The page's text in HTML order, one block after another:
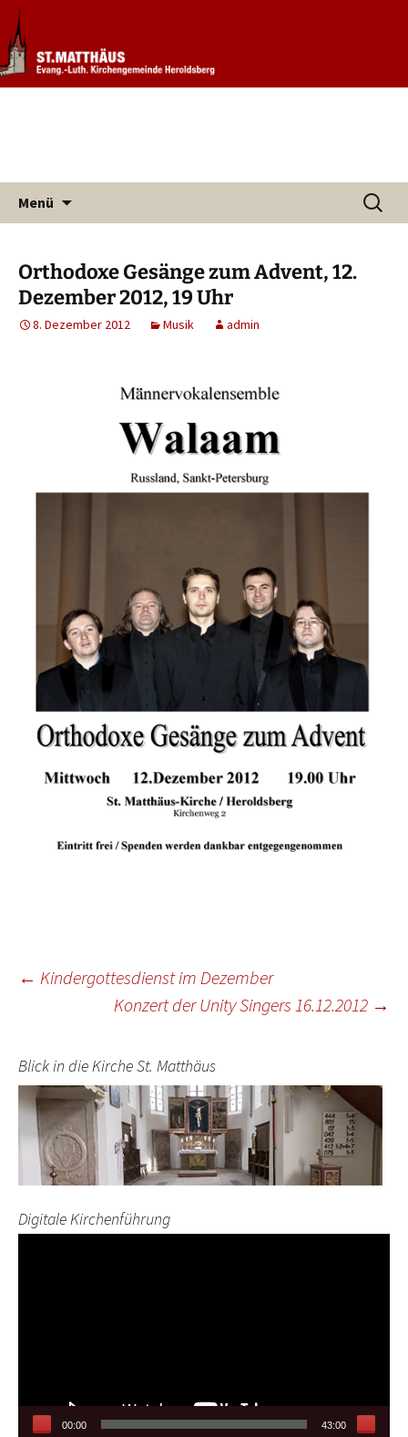
Evang. Kirchengemeinde St.
Matthäus Heroldsberg
Informationen rund um unsere
Kirchengemeinde
Menü
Suchen
nach:
Orthodoxe Gesänge zum Advent, 12.
Dezember 2012, 19 Uhr
8. Dezember 2012 Musik admin
Beitragsnavigation
← Kindergottesdienst im Dezember
Konzert der Unity Singers 16.12.2012 →
Blick in die Kirche St. Matthäus
Digitale Kirchenführung
00:00 43:00